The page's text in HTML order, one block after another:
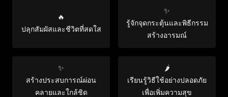
🔥
ปลุกสัมผัสและชีวิตที่สดใส
✨
รู้จักจุดกระตุ้นและพิธีกรรม
สร้างอารมณ์
✨
สร้างประสบการณ์ผ่อน
คลายและใกล้ชิด
🌶️
เรียนรู้วิธีใช้อย่างปลอดภัย
เพื่อเพิ่มความสุข